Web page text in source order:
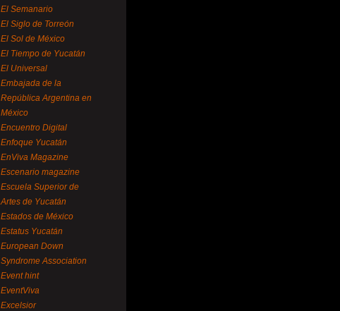
El Semanario
El Siglo de Torreón
El Sol de México
El Tiempo de Yucatán
El Universal
Embajada de la
República Argentina en
México
Encuentro Digital
Enfoque Yucatán
EnViva Magazine
Escenario magazine
Escuela Superior de
Artes de Yucatán
Estados de México
Estatus Yucatán
European Down
Syndrome Association
Event hint
EventViva
Excelsior